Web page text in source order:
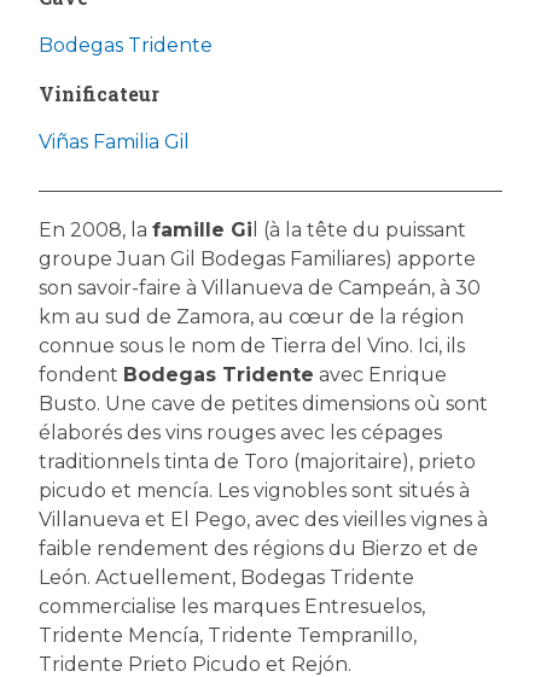
Bodegas Tridente
Vinificateur
Viñas Familia Gil
En 2008, la famille Gi l (à la tête du puissant
groupe Juan Gil Bodegas Familiares) apporte
son savoir-faire à Villanueva de Campeán, à 30
km au sud de Zamora, au cœur de la région
connue sous le nom de Tierra del Vino. Ici, ils
fondent Bodegas Tridente avec Enrique
Busto. Une cave de petites dimensions où sont
élaborés des vins rouges avec les cépages
traditionnels tinta de Toro (majoritaire), prieto
picudo et mencía. Les vignobles sont situés à
Villanueva et El Pego, avec des vieilles vignes à
faible rendement des régions du Bierzo et de
León. Actuellement, Bodegas Tridente
commercialise les marques Entresuelos,
Tridente Mencía, Tridente Tempranillo,
Tridente Prieto Picudo et Rejón.